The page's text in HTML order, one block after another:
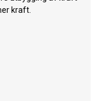
kraft.